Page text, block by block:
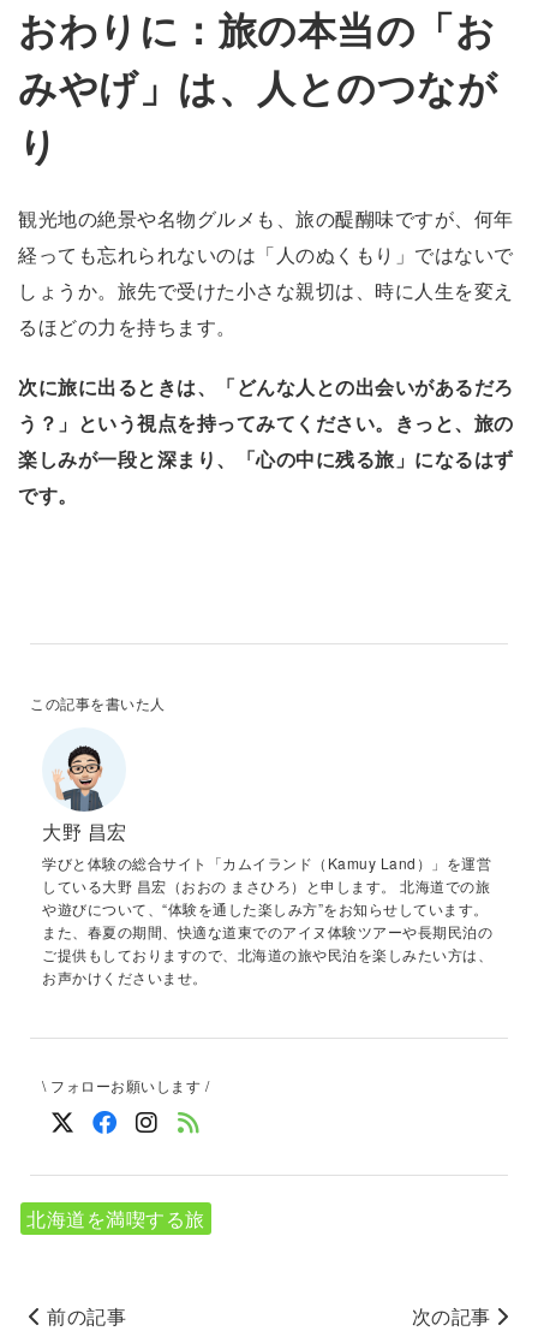
おわりに：旅の本当の「お
みやげ」は、人とのつなが
り
観光地の絶景や名物グルメも、旅の醍醐味ですが、何年
経っても忘れられないのは「人のぬくもり」ではないで
しょうか。旅先で受けた小さな親切は、時に人生を変え
るほどの力を持ちます。
次に旅に出るときは、「どんな人との出会いがあるだろ
う？」という視点を持ってみてください。きっと、旅の
楽しみが一段と深まり、「心の中に残る旅」になるはず
です。
この記事を書いた人
大野 昌宏
学びと体験の総合サイト「カムイランド（Kamuy Land）」を運営
している大野 昌宏（おおの まさひろ）と申します。 北海道での旅
や遊びについて、“体験を通した楽しみ方”をお知らせしています。
また、春夏の期間、快適な道東でのアイヌ体験ツアーや長期民泊の
ご提供もしておりますので、北海道の旅や民泊を楽しみたい方は、
お声かけくださいませ。
\ フォローお願いします /
北海道を満喫する旅
前の記事 次の記事